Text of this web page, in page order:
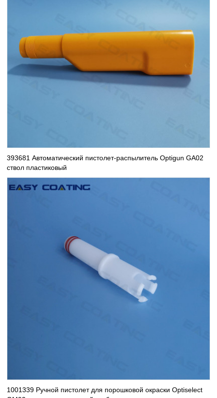
393681 Автоматический пистолет-распылитель Optigun GA02
ствол пластиковый
1001339 Ручной пистолет для порошковой окраски Optiselect